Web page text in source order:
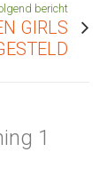
bericht
GIRLS
1